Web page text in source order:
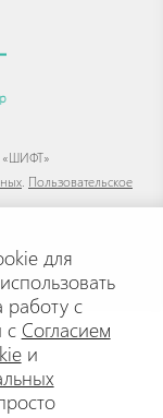
. Пользовательское
для
работу с
с Согласием
и